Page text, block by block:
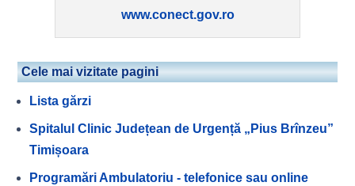
www.conect.gov.ro
Cele mai vizitate pagini
Lista gărzi
Spitalul Clinic Județean de Urgență „Pius Brînzeu”
Timișoara
Programări Ambulatoriu - telefonice sau online